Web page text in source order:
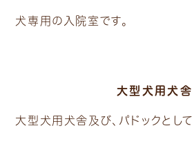
犬専用の入院室です。
大型犬用犬舎
大型犬用犬舎及び、パドックとし